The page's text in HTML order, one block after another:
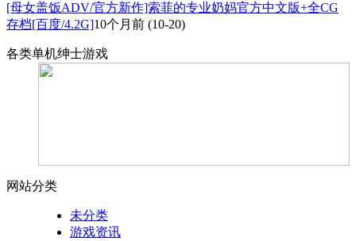
[母女盖饭ADV/官方新作]索菲的专业奶妈官方中文版+全CG
存档[百度/4.2G]10个月前 (10-20)
各类单机绅士游戏
网站分类
未分类
游戏资讯